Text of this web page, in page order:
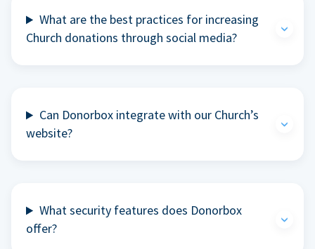
What are the best practices for increasing
Church donations through social media?
Can Donorbox integrate with our Church’s
website?
What security features does Donorbox
offer?